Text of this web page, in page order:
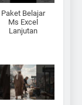
Paket Belajar
Ms Excel
Lanjutan